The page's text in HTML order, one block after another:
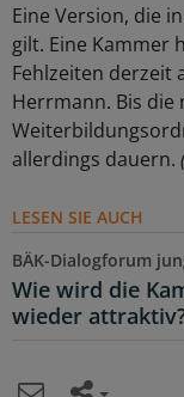
Eine Version, die
gilt. Eine Kammer
Fehlzeiten derzeit
Herrmann. Bis die
allerdings dauern.
LESEN SIE AUCH
BÄK-Dialogforum
Wie wird die
wieder